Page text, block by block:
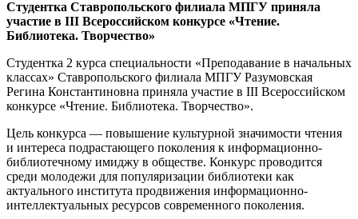
Студентка Ставропольского филиала МПГУ приняла
участие в III Всероссийском конкурсе «Чтение.
Библиотека. Творчество»
Студентка 2 курса специальности «Преподавание в начальных
классах» Ставропольского филиала МПГУ Разумовская
Регина Константиновна приняла участие в III Всероссийском
конкурсе «Чтение. Библиотека. Творчество».
Цель конкурса — повышение культурной значимости чтения
и интереса подрастающего поколения к информационно-
библиотечному имиджу в обществе. Конкурс проводится
среди молодежи для популяризации библиотеки как
актуального института продвижения информационно-
интеллектуальных ресурсов современного поколения.